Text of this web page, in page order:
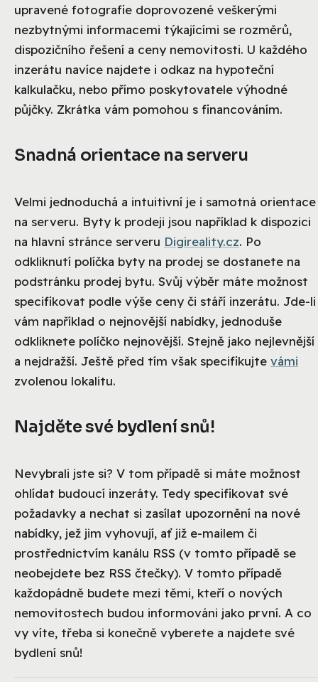
upravené fotografie doprovozené veškerými
nezbytnými informacemi týkajícími se rozměrů,
dispozičního řešení a ceny nemovitosti. U každého
inzerátu navíce najdete i odkaz na hypoteční
kalkulačku, nebo přímo poskytovatele výhodné
půjčky. Zkrátka vám pomohou s financováním.
Snadná orientace na serveru
Velmi jednoduchá a intuitivní je i samotná orientace
na serveru. Byty k prodeji jsou například k dispozici
na hlavní stránce serveru Digireality.cz. Po
odkliknutí políčka byty na prodej se dostanete na
podstránku prodej bytu. Svůj výběr máte možnost
specifikovat podle výše ceny či stáří inzerátu. Jde-li
vám například o nejnovější nabídky, jednoduše
odkliknete políčko nejnovější. Stejně jako nejlevnější
a nejdražší. Ještě před tím však specifikujte vámi
zvolenou lokalitu.
Najděte své bydlení snů!
Nevybrali jste si? V tom případě si máte možnost
ohlídat budoucí inzeráty. Tedy specifikovat své
požadavky a nechat si zasílat upozornění na nové
nabídky, jež jim vyhovují, ať již e-mailem či
prostřednictvím kanálu RSS (v tomto případě se
neobejdete bez RSS čtečky). V tomto případě
každopádně budete mezi těmi, kteří o nových
nemovitostech budou informováni jako první. A co
vy víte, třeba si konečně vyberete a najdete své
bydlení snů!